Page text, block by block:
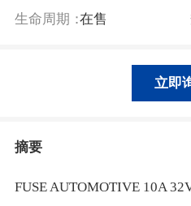
生命周期：在售
立即
摘要
FUSE AUTOMOTIVE 10A